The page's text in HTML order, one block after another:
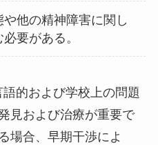
他の精神障害に関し
要がある。
的および学校上の問題
見および治療が重要で
場合、早期干渉によ